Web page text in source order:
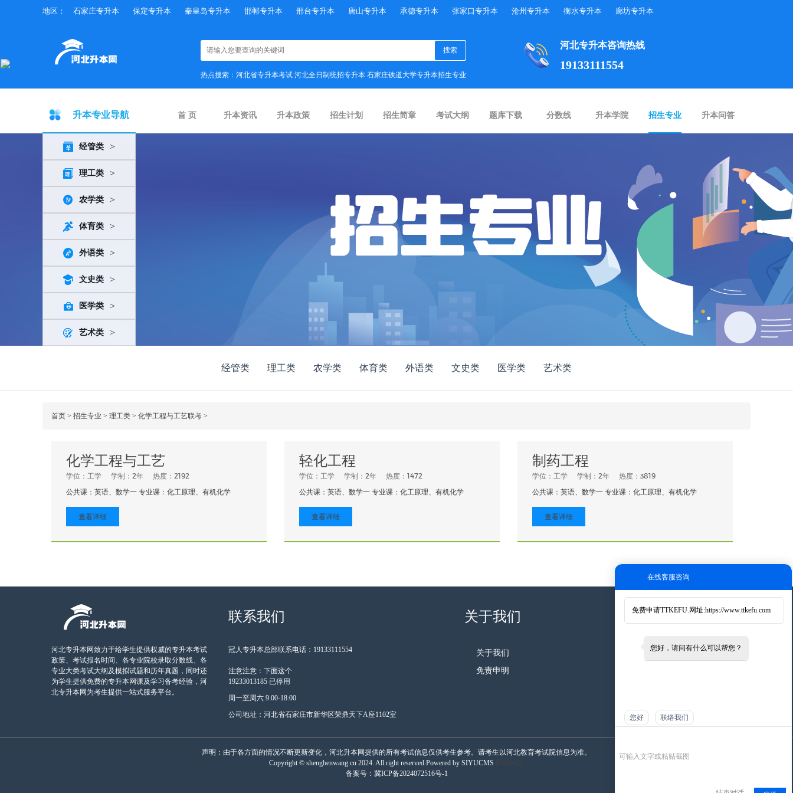
地区： 石家庄专升本 保定专升本 秦皇岛专升本 邯郸专升本 邢台专升本 唐山专升本 承德专升本 张家口专升本 沧州专升本 衡水专升本 廊坊专升本
热点搜索： 河北省专升本考试 河北全日制统招专升本 石家庄铁道大学专升本招生专业
河北专升本咨询热线
19133111554
首 页 升本资讯 升本政策 招生计划 招生简章 考试大纲 题库下载 分数线 升本学院 招生专业 升本问答
升本专业导航
经管类 >
理工类 >
农学类 >
体育类 >
外语类 >
文史类 >
医学类 >
艺术类 >
经管类 理工类 农学类 体育类 外语类 文史类 医学类 艺术类
首页 > 招生专业 > 理工类 > 化学工程与工艺联考 >
化学工程与工艺
学位：工学 学制：2年 热度：2192
公共课：英语、数学一 专业课：化工原理、有机化学
查看详细
轻化工程
学位：工学 学制：2年 热度：1472
公共课：英语、数学一 专业课：化工原理、有机化学
查看详细
制药工程
学位：工学 学制：2年 热度：3819
公共课：英语、数学一 专业课：化工原理、有机化学
查看详细
河北专升本网致力于给学生提供权威的专升本考试
政策、考试报名时间、各专业院校录取分数线、各
专业大类考试大纲及模拟试题和历年真题，同时还
为学生提供免费的专升本网课及学习备考经验，河
北专升本网为考生提供一站式服务平台。
联系我们
冠人专升本总部联系电话：19133111554
注意注意：下面这个
19233013185 已停用
周一至周六 9:00-18:00
公司地址：河北省石家庄市新华区荣鼎天下A座1102室
关于我们
关于我们
免责申明
添加微信
声明：由于各方面的情况不断更新变化，河北升本网提供的所有考试信息仅供考生参考。请考生以河北教育考试院信息为准。
Copyright © shengbenwang.cn 2024. All right reserved.Powered by SIYUCMS
备案号： 冀ICP备2024072516号-1
在线客服咨询
免费申请TTKEFU.网址:https://www.ttkefu.com
您好，请问有什么可以帮您？
您好 联络我们
×